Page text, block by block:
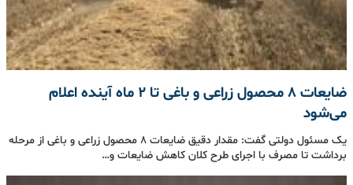
ضایعات ۸ محصول زراعی و باغی تا ۲ ماه آینده اعلام
می‌شود
یک مسئول دولتی گفت: مقدار دقیق ضایعات ۸ محصول زراعی و باغی از مرحله
برداشت تا مصرف با اجرای طرح کلان کاهش ضایعات و…